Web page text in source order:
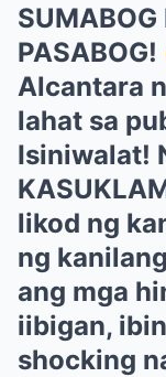
SUMABOG
PASABOG!
Alcantara
lahat sa
Isiniwalat!
likod ng
ng
ang mga
iibigan,
shocking